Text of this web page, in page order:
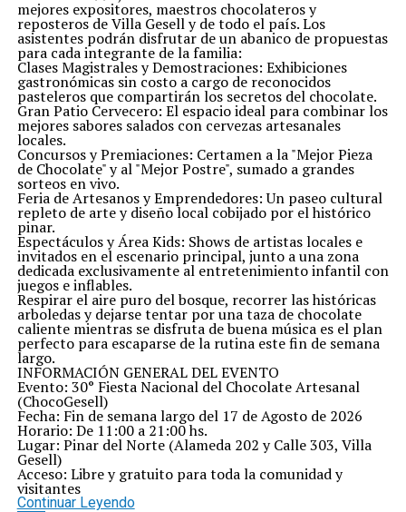
mejores expositores, maestros chocolateros y
reposteros de Villa Gesell y de todo el país. Los
asistentes podrán disfrutar de un abanico de propuestas
para cada integrante de la familia:
Clases Magistrales y Demostraciones: Exhibiciones
gastronómicas sin costo a cargo de reconocidos
pasteleros que compartirán los secretos del chocolate.
Gran Patio Cervecero: El espacio ideal para combinar los
mejores sabores salados con cervezas artesanales
locales.
Concursos y Premiaciones: Certamen a la "Mejor Pieza
de Chocolate" y al "Mejor Postre", sumado a grandes
sorteos en vivo.
Feria de Artesanos y Emprendedores: Un paseo cultural
repleto de arte y diseño local cobijado por el histórico
pinar.
Espectáculos y Área Kids: Shows de artistas locales e
invitados en el escenario principal, junto a una zona
dedicada exclusivamente al entretenimiento infantil con
juegos e inflables.
Respirar el aire puro del bosque, recorrer las históricas
arboledas y dejarse tentar por una taza de chocolate
caliente mientras se disfruta de buena música es el plan
perfecto para escaparse de la rutina este fin de semana
largo.
INFORMACIÓN GENERAL DEL EVENTO
Evento: 30° Fiesta Nacional del Chocolate Artesanal
(ChocoGesell)
Fecha: Fin de semana largo del 17 de Agosto de 2026
Horario: De 11:00 a 21:00 hs.
Lugar: Pinar del Norte (Alameda 202 y Calle 303, Villa
Gesell)
Acceso: Libre y gratuito para toda la comunidad y
visitantes
Continuar Leyendo